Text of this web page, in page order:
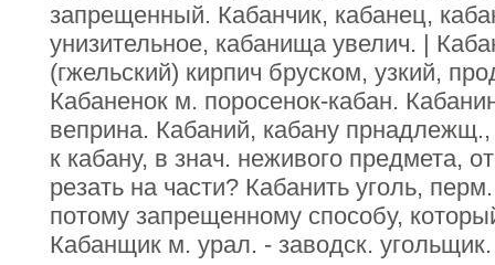
запрещенный. Кабанчик, кабанец,
унизительное, кабанища увелич. |
(гжельский) кирпич бруском, узкий,
Кабаненок м. поросенок-кабан.
веприна. Кабаний, кабану
к кабану, в знач. неживого предмета,
резать на части? Кабанить уголь,
потому запрещенному способу,
Кабанщик м. урал. - заводск. угольщик.